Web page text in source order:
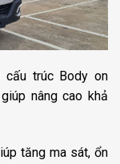
cấu trúc Body on
nâng cao khả
tăng ma sát, ổn